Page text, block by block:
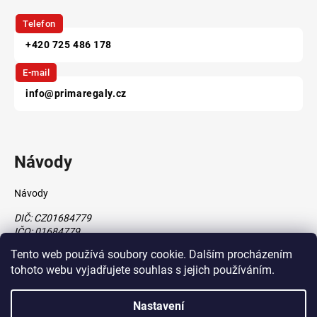
Tento web používá soubory cookie. Dalším procházením
tohoto webu vyjadřujete souhlas s jejich používáním.
Nastavení
Telefon
+420 725 486 178
E-mail
info@primaregaly.cz
Návody
Návody
DIČ: CZ01684779
IČO: 01684779
Vytvořil Shoptet
vytvořilŠtefan Mazáň